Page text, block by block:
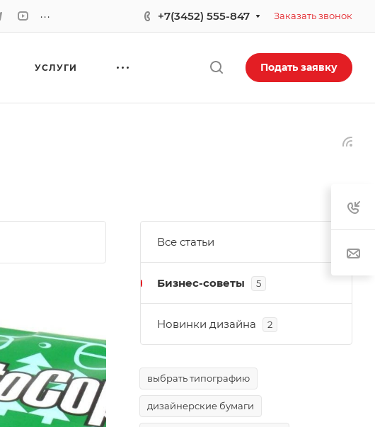
... +7(3452) 555-847 Заказать звонок
УСЛУГИ Подать заявку
Все статьи
Бизнес-советы 5
Новинки дизайна 2
выбрать типографию
дизайнерские бумаги